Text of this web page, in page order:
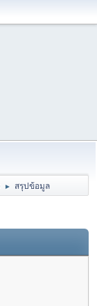
► สรุปข้อมูล